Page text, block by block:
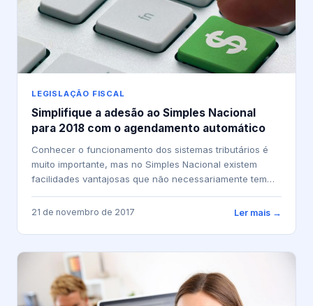
LEGISLAÇÃO FISCAL
Simplifique a adesão ao Simples Nacional
para 2018 com o agendamento automático
Conhecer o funcionamento dos sistemas tributários é
muito importante, mas no Simples Nacional existem
facilidades vantajosas que não necessariamente tem
21 de novembro de 2017 Ler mais →